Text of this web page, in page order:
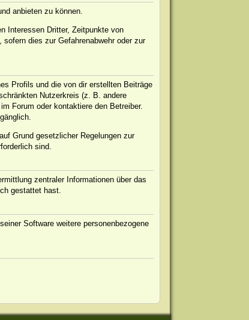
anbieten zu können.
Interessen Dritter, Zeitpunkte von
dies zur Gefahrenabwehr oder zur
Profils und die von dir erstellten Beiträge
Nutzerkreis (z. B. andere
Forum oder kontaktiere den Betreiber.
Grund gesetzlicher Regelungen zur
sind.
zentraler Informationen über das
gestattet hast.
Software weitere personenbezogene